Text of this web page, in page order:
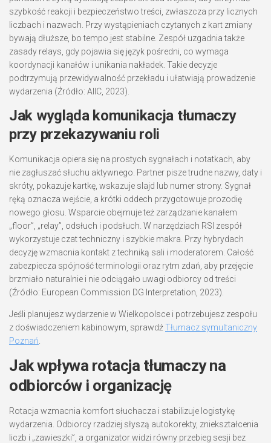
szybkość reakcji i bezpieczeństwo treści, zwłaszcza przy licznych
liczbach i nazwach. Przy wystąpieniach czytanych z kart zmiany
bywają dłuższe, bo tempo jest stabilne. Zespół uzgadnia także
zasady relays, gdy pojawia się język pośredni, co wymaga
koordynacji kanałów i unikania nakładek. Takie decyzje
podtrzymują przewidywalność przekładu i ułatwiają prowadzenie
wydarzenia (Źródło: AIIC, 2023).
Jak wygląda komunikacja tłumaczy
przy przekazywaniu roli
Komunikacja opiera się na prostych sygnałach i notatkach, aby
nie zagłuszać słuchu aktywnego. Partner pisze trudne nazwy, daty i
skróty, pokazuje kartkę, wskazuje slajd lub numer strony. Sygnał
ręką oznacza wejście, a krótki oddech przygotowuje prozodię
nowego głosu. Wsparcie obejmuje też zarządzanie kanałem
„floor”, „relay”, odsłuch i podsłuch. W narzędziach RSI zespół
wykorzystuje czat techniczny i szybkie makra. Przy hybrydach
decyzję wzmacnia kontakt z techniką sali i moderatorem. Całość
zabezpiecza spójność terminologii oraz rytm zdań, aby przejęcie
brzmiało naturalnie i nie odciągało uwagi odbiorcy od treści
(Źródło: European Commission DG Interpretation, 2023).
Jeśli planujesz wydarzenie w Wielkopolsce i potrzebujesz zespołu
z doświadczeniem kabinowym, sprawdź Tłumacz symultaniczny
Poznań
Jak wpływa rotacja tłumaczy na
odbiorców i organizację
Rotacja wzmacnia komfort słuchacza i stabilizuje logistykę
wydarzenia. Odbiorcy rzadziej słyszą autokorekty, zniekształcenia
liczb i „zawieszki”, a organizator widzi równy przebieg sesji bez